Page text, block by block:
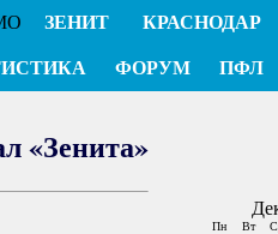
ЗЕНИТ КРАСНОДАР
ФОРУМ ПФЛ
«Зенита»
Пн Вт